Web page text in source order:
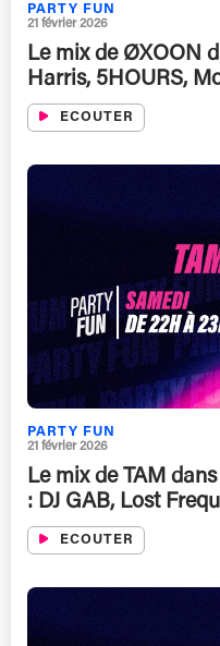
PARTY FUN
21 février 2026
Le mix de ØXOON
Harris, 5HOURS,
ECOUTER
PARTY FUN
21 février 2026
Le mix de TAM
: DJ GAB, Lost
ECOUTER